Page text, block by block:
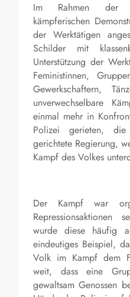
Im Rahmen der
kämpferischen
der Werktätigen
Schilder mit
Unterstützung der
Feministinnen,
Gewerkschaftern,
unverwechselbare
einmal mehr in
Polizei gerieten,
gerichtete Regierung,
Kampf des Volkes
Der Kampf war
wurde diese häufig
eindeutiges Beispiel,
Volk im Kampf dem
weit, dass eine
gewaltsam Genossen